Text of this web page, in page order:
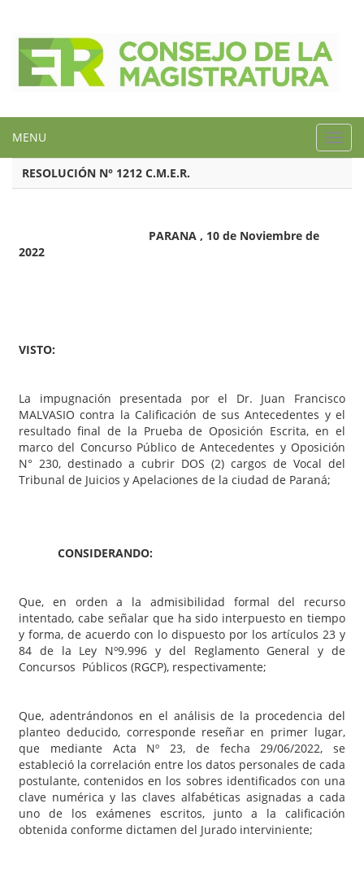
MENU
RESOLUCIÓN N° 1212 C.M.E.R.
PARANA , 10 de Noviembre de
2022
VISTO:
La impugnación presentada por el Dr. Juan Francisco
MALVASIO contra la Calificación de sus Antecedentes y el
resultado final de la Prueba de Oposición Escrita, en el
marco del Concurso Público de Antecedentes y Oposición
N° 230, destinado a cubrir DOS (2) cargos de Vocal del
Tribunal de Juicios y Apelaciones de la ciudad de Paraná;
CONSIDERANDO:
Que, en orden a la admisibilidad formal del recurso
intentado, cabe señalar que ha sido interpuesto en tiempo
y forma, de acuerdo con lo dispuesto por los artículos 23 y
84 de la Ley Nº9.996 y del Reglamento General y de
Concursos Públicos (RGCP), respectivamente;
Que, adentrándonos en el análisis de la procedencia del
planteo deducido, corresponde reseñar en primer lugar,
que mediante Acta Nº 23, de fecha 29/06/2022, se
estableció la correlación entre los datos personales de cada
postulante, contenidos en los sobres identificados con una
clave numérica y las claves alfabéticas asignadas a cada
uno de los exámenes escritos, junto a la calificación
obtenida conforme dictamen del Jurado interviniente;